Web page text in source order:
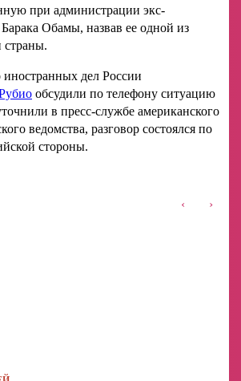
при администрации экс-
Обамы, назвав ее одной из
страны.
дел России
обсудили по телефону ситуацию
в пресс-службе американского
ведомства, разговор состоялся по
стороны.
‹ ›